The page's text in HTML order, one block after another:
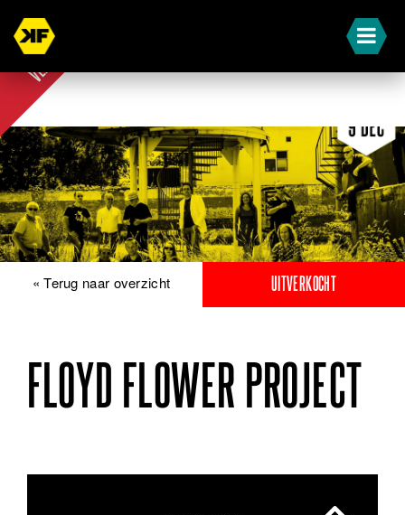
UIT-
VERKOCHT
« Terug naar overzicht UITVERKOCHT
FLOYD FLOWER PROJECT